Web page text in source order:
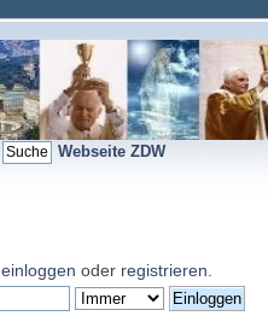
Webseite ZDW
einloggen oder registrieren